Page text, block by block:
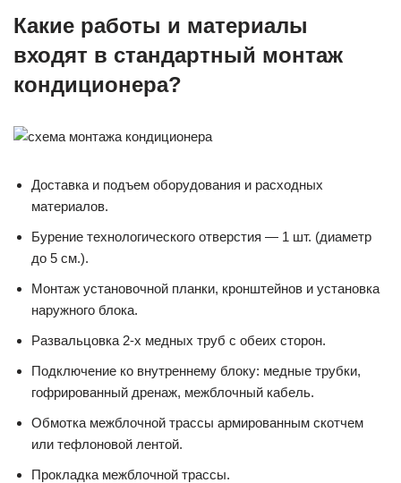
Какие работы и материалы
входят в стандартный монтаж
кондиционера?
Доставка и подъем оборудования и расходных
материалов.
Бурение технологического отверстия — 1 шт. (диаметр
до 5 см.).
Монтаж установочной планки, кронштейнов и установка
наружного блока.
Развальцовка 2-х медных труб с обеих сторон.
Подключение ко внутреннему блоку: медные трубки,
гофрированный дренаж, межблочный кабель.
Обмотка межблочной трассы армированным скотчем
или тефлоновой лентой.
Прокладка межблочной трассы.